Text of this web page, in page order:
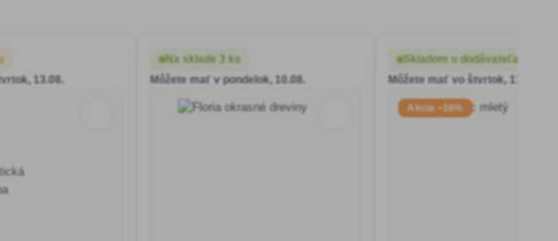
13.08.
Na sklade 3 ks
Môžete mať v pondelok, 10.08.
Skladom u dodávateľa
Môžete mať vo štvrtok, 13.08.
Akcia −16%